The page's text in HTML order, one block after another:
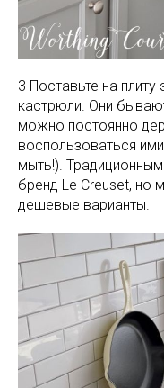
3 Поставьте на
кастрюли. Они
можно постоянно
воспользоваться
мыть!).
бренд Le Creuset, но
дешевые варианты.